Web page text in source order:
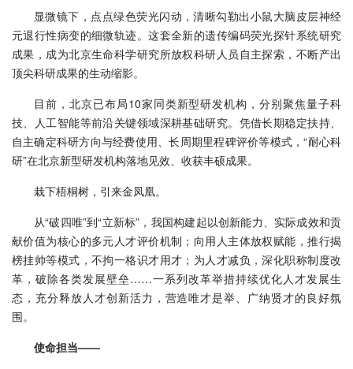
显微镜下，点点绿色荧光闪动，清晰勾勒出小鼠大脑皮层神经
元退行性病变的细微轨迹。这套全新的遗传编码荧光探针系统研究
成果，成为北京生命科学研究所放权科研人员自主探索，不断产出
顶尖科研成果的生动缩影。
目前，北京已布局10家同类新型研发机构，分别聚焦量子科
技、人工智能等前沿关键领域深耕基础研究。凭借长期稳定扶持、
自主确定科研方向与经费使用、长周期里程碑评价等模式，“耐心科
研”在北京新型研发机构落地见效、收获丰硕成果。
栽下梧桐树，引来金凤凰。
从“破四唯”到“立新标”，我国构建起以创新能力、实际成效和贡
献价值为核心的多元人才评价机制；向用人主体放权赋能，推行揭
榜挂帅等模式，不拘一格识才用才；为人才减负，深化职称制度改
革，破除各类发展壁垒……一系列改革举措持续优化人才发展生
态，充分释放人才创新活力，营造唯才是举、广纳贤才的良好氛
围。
使命担当——